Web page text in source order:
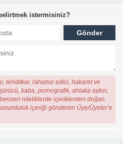
istermisiniz?
tehditkar, rahatsız edici, hakaret ve
kaba, pornografik, ahlaka aykırı,
niteliklerde içeriklerden doğan
içeriği gönderen Üye/Üyeler’e